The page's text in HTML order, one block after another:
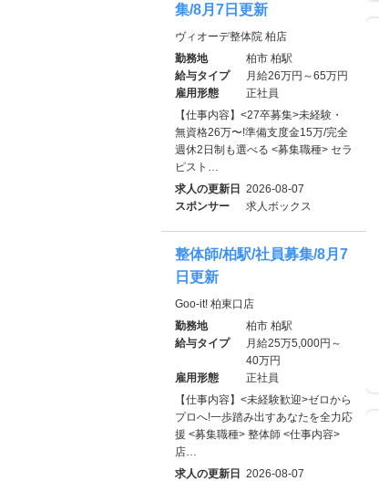
集/8月7日更新
ヴィオーデ整体院 柏店
勤務地
柏市 柏駅
給与タイプ
月給26万円～65万円
雇用形態
正社員
【仕事内容】<27卒募集>未経験・
無資格26万〜!準備支度金15万/完全
週休2日制も選べる <募集職種> セラ
ピスト…
求人の更新日 2026-08-07
スポンサー
求人ボックス
整体師/柏駅/社員募集/8月7
日更新
Goo-it! 柏東口店
勤務地
柏市 柏駅
給与タイプ
月給25万5,000円～
40万円
雇用形態
正社員
【仕事内容】<未経験歓迎>ゼロから
プロへ!一歩踏み出すあなたを全力応
援 <募集職種> 整体師 <仕事内容>
店…
求人の更新日 2026-08-07